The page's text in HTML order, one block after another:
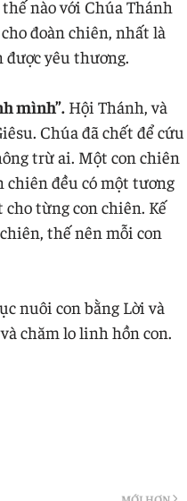
nào với Chúa Thánh
đoàn chiên, nhất là
yêu thương.
mình”. Hội Thánh, và
Chúa đã chết để cứu
trừ ai. Một con chiên
chiên đều có một tương
từng con chiên. Kế
thế nên mỗi con
nuôi con bằng Lời và
chăm lo linh hồn con.